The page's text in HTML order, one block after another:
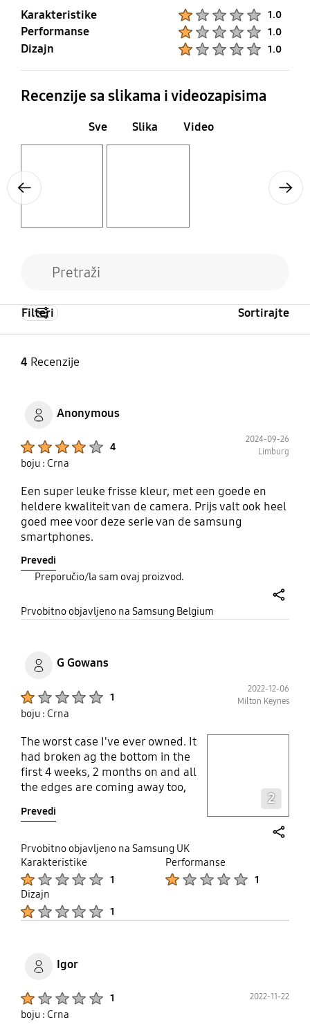
Karakteristike 1.0
Performanse 1.0
Dizajn 1.0
Recenzije sa slikama i videozapisima
Sve Slika Video
4 Recenzije
Filteri Sortirajte
Anonymous
4
2024-09-26
Limburg
boju : Crna
Een super leuke frisse kleur, met een goede en
heldere kwaliteit van de camera. Prijs valt ook heel
goed mee voor deze serie van de samsung
smartphones.
Prevedi
Preporučio/la sam ovaj proizvod.
Prvobitno objavljeno na Samsung Belgium
G Gowans
1
2022-12-06
Milton Keynes
boju : Crna
The worst case I've ever owned. It
had broken ag the bottom in the
first 4 weeks, 2 months on and all
the edges are coming away too,
my phone very well. Very
the fact it's a Samsung product.
Prevedi
2
Prvobitno objavljeno na Samsung UK
Karakteristike
1
Performanse
1
Dizajn
1
Igor
1 2022-11-22
boju : Crna